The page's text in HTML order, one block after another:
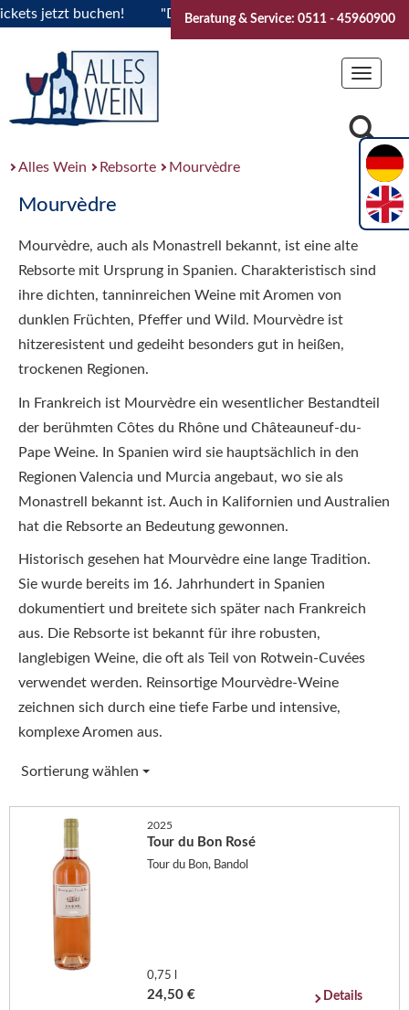
jetzt buchen! "Das Sommerfest 2026" Vive la
Beratung & Service: 0511 - 45960900
Toggle
Alles Wein Rebsorte Mourvèdre
Mourvèdre
Mourvèdre, auch als Monastrell bekannt, ist eine alte
Rebsorte mit Ursprung in Spanien. Charakteristisch sind
ihre dichten, tanninreichen Weine mit Aromen von
dunklen Früchten, Pfeffer und Wild. Mourvèdre ist
hitzeresistent und gedeiht besonders gut in heißen,
trockenen Regionen.
In Frankreich ist Mourvèdre ein wesentlicher Bestandteil
der berühmten Côtes du Rhône und Châteauneuf-du-
Pape Weine. In Spanien wird sie hauptsächlich in den
Regionen Valencia und Murcia angebaut, wo sie als
Monastrell bekannt ist. Auch in Kalifornien und Australien
hat die Rebsorte an Bedeutung gewonnen.
Historisch gesehen hat Mourvèdre eine lange Tradition.
Sie wurde bereits im 16. Jahrhundert in Spanien
dokumentiert und breitete sich später nach Frankreich
aus. Die Rebsorte ist bekannt für ihre robusten,
langlebigen Weine, die oft als Teil von Rotwein-Cuvées
verwendet werden. Reinsortige Mourvèdre-Weine
zeichnen sich durch eine tiefe Farbe und intensive,
komplexe Aromen aus.
Sortierung wählen
2025
Tour du Bon Rosé
Tour du Bon, Bandol
0,75 l
24,50 € Details